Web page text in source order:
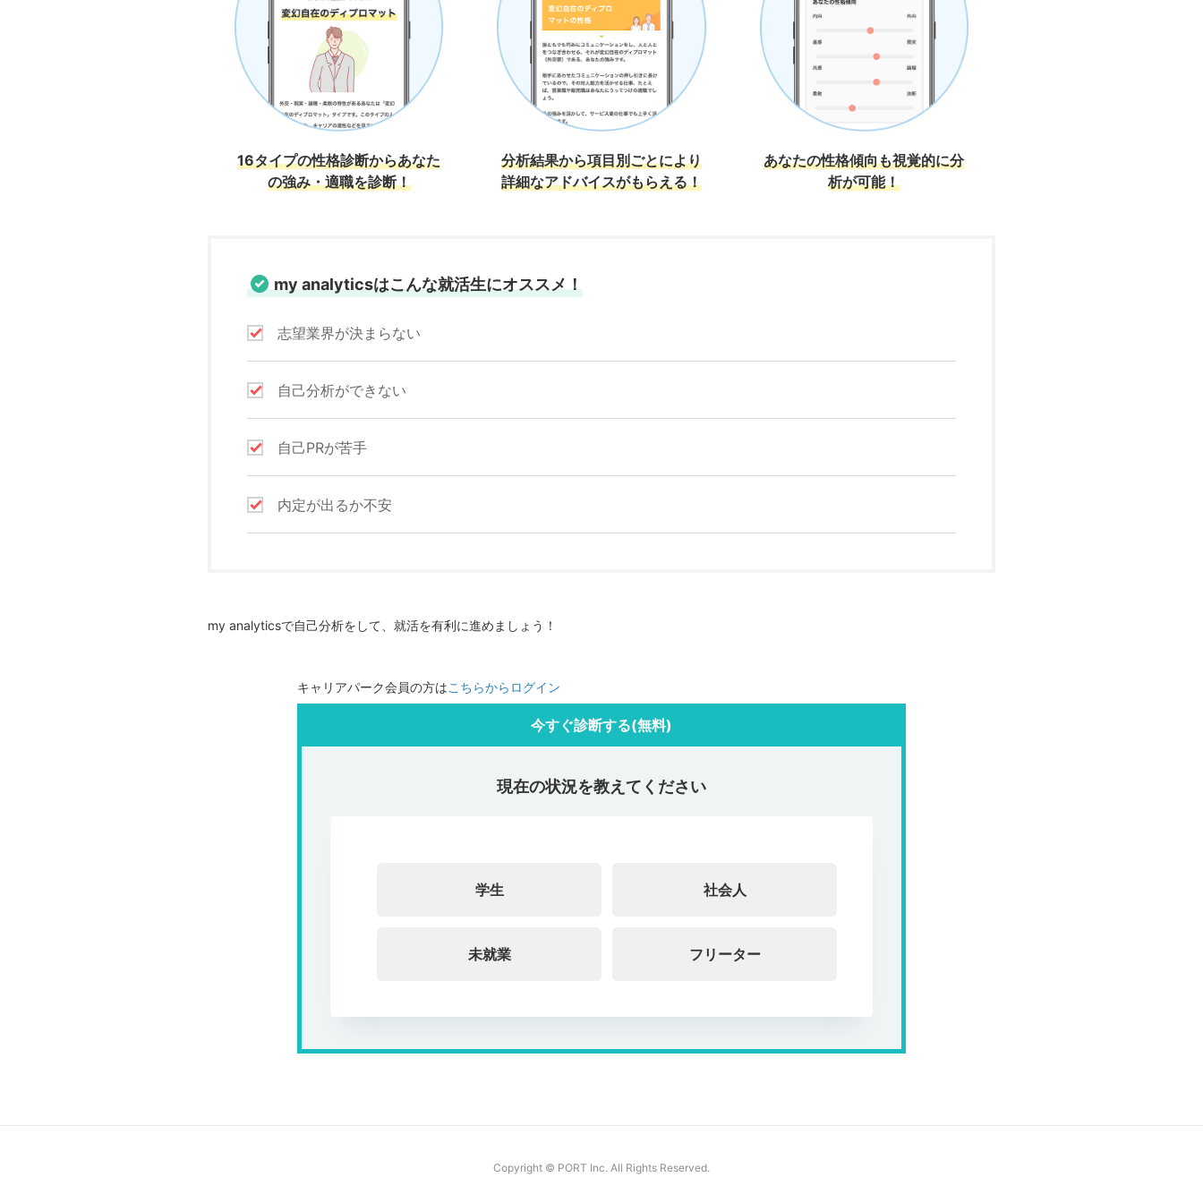
16タイプの性格診断からあなた
の強み・適職を診断！
分析結果から項目別ごとにより
詳細なアドバイスがもらえる！
あなたの性格傾向も視覚的に分
析が可能！
my analyticsはこんな就活生にオススメ！
志望業界が決まらない
自己分析ができない
自己PRが苦手
内定が出るか不安
my analyticsで自己分析をして、就活を有利に進めましょう！
キャリアパーク会員の方はこちらからログイン
今すぐ診断する(無料)
現在の状況を教えてください
学生 社会人
未就業 フリーター
Copyright © PORT Inc. All Rights Reserved.